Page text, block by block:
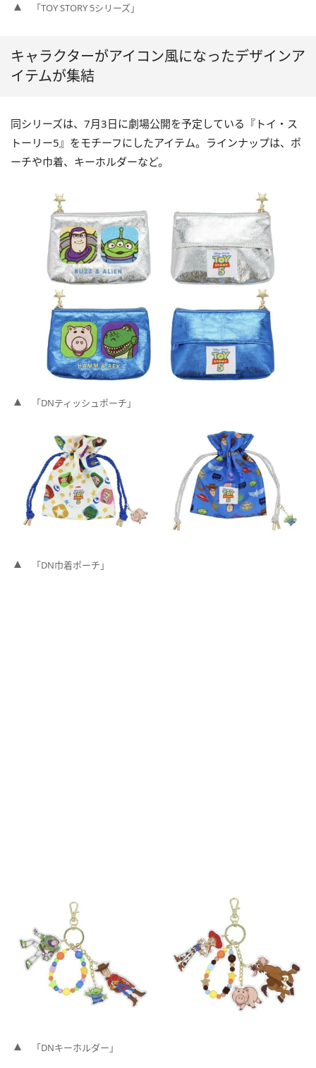
「TOY STORY 5シリーズ」
キャラクターがアイコン風になったデザインア
イテムが集結
同シリーズは、7月3日に劇場公開を予定している『トイ・ス
トーリー5』をモチーフにしたアイテム。ラインナップは、ポ
ーチや巾着、キーホルダーなど。
「DNティッシュポーチ」
「DN巾着ポーチ」
「DNキーホルダー」